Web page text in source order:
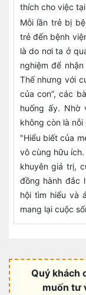
thích cho việc
Mỗi lần trẻ bị
trẻ đến bệnh
là do nơi ta ở
nghiệm để
Thế nhưng với
của con”, các
huống ấy.
không còn là
"Hiểu biết của
vô cùng hữu
khuyên giá trị,
đồng hành đắc
hội tìm hiểu và
mang lại cuộc
Quý khách
muốn tư